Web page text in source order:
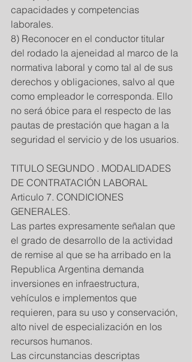
capacidades y competencias
laborales.
8) Reconocer en el conductor titular
del rodado la ajeneidad al marco de la
normativa laboral y como tal al de sus
derechos y obligaciones, salvo al que
como empleador le corresponda. Ello
no será óbice para el respecto de las
pautas de prestación que hagan a la
seguridad el servicio y de los usuarios.
TITULO SEGUNDO . MODALIDADES
DE CONTRATACIÓN LABORAL
Articulo 7. CONDICIONES
GENERALES.
Las partes expresamente señalan que
el grado de desarrollo de la actividad
de remise al que se ha arribado en la
Republica Argentina demanda
inversiones en infraestructura,
vehículos e implementos que
requieren, para su uso y conservación,
alto nivel de especialización en los
recursos humanos.
Las circunstancias descriptas